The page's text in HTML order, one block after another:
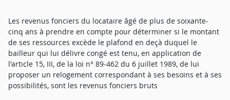
Les revenus fonciers du locataire âgé de plus de soixante-
cinq ans à prendre en compte pour déterminer si le montant
de ses ressources excède le plafond en deçà duquel le
bailleur qui lui délivre congé est tenu, en application de
l'article 15, III, de la loi n° 89-462 du 6 juillet 1989, de lui
proposer un relogement correspondant à ses besoins et à ses
possibilités, sont les revenus fonciers bruts